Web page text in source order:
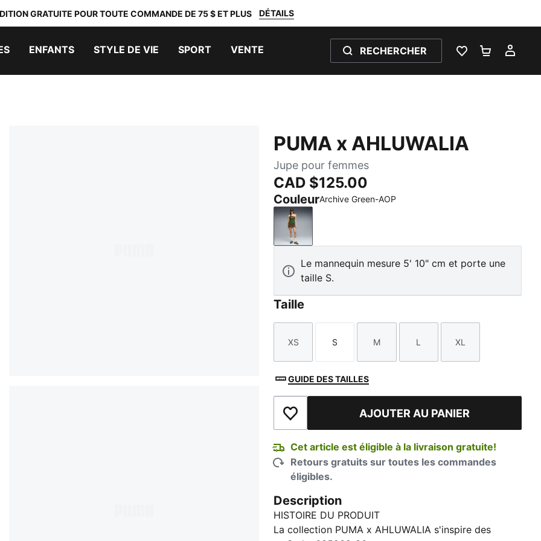
GRATUITE POUR TOUTE COMMANDE DE 75 $ ET PLUS DÉTAILS
ENFANTS STYLE DE VIE SPORT VENTE RECHERCHER
LISTE DEPANIER 0
PUMA x AHLUWALIA
Jupe pour femmes
CAD $125.00
CouleurArchive Green-AOP
Archive Green-AOP
Le mannequin mesure 5' 10" cm et porte une
taille S.
Taille
Taille
XS
Taille
S
Taille
M
Taille
L
Taille
XL
GUIDE DES TAILLES
Ajouter à la liste de souhaits
AJOUTER AU PANIER
Cet article est éligible à la livraison gratuite!
Retours gratuits sur toutes les commandes
éligibles.
Description
HISTOIRE DU PRODUIT
La collection PUMA x AHLUWALIA s'inspire des